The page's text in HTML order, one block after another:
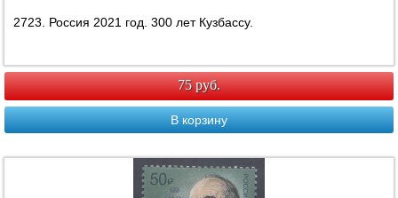
2723. Россия 2021 год. 300 лет Кузбассу.
75 руб.
В корзину